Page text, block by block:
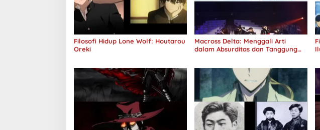
Filosofi Hidup Lone Wolf: Houtarou
Oreki
Macross Delta: Menggali Arti
dalam Absurditas dan Tanggung